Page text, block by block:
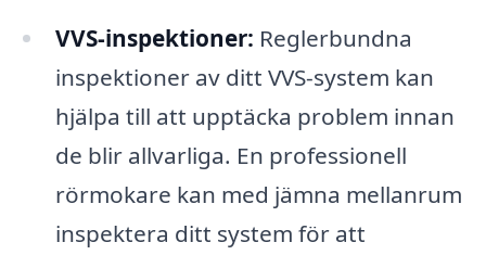
VVS-inspektioner: Reglerbundna
inspektioner av ditt VVS-system kan
hjälpa till att upptäcka problem innan
de blir allvarliga. En professionell
rörmokare kan med jämna mellanrum
inspektera ditt system för att